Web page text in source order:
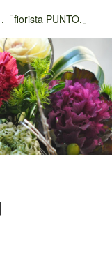
fiorista PUNTO.」